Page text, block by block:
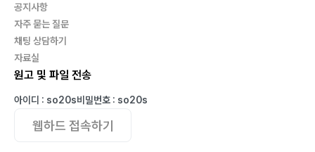
공지사항
자주 묻는 질문
채팅 상담하기
자료실
원고 및 파일 전송
아이디 : so20s비밀번호 : so20s
웹하드 접속하기